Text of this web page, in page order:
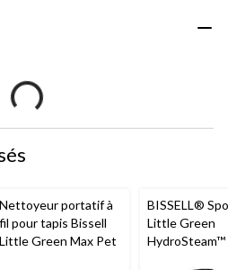
Nettoyeur portatif à
fil pour tapis Bissell
Little Green Max Pet
BISSELL®
Little Green